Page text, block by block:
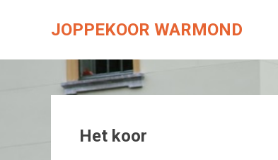
JOPPEKOOR WARMOND
Het koor